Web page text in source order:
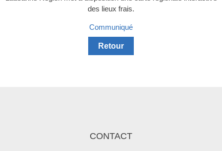
des lieux frais.
Communiqué
Retour
CONTACT